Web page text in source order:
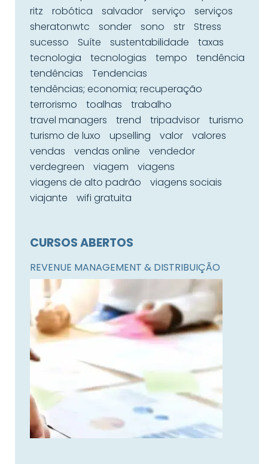
ritz
robótica salvador serviço
serviços
sheratonwtc
sonder sono str
Stress
sucesso
Suíte sustentabilidade
taxas
tecnologia
tecnologias tempo
tendência
tendências
Tendencias
tendências; economia; recuperação
terrorismo
toalhas
trabalho
travel managers
trend tripadvisor
turismo
turismo de luxo
upselling valor
valores
vendas
vendas online
vendedor
verdegreen
viagem
viagens
viagens de alto padrão
viagens sociais
viajante
wifi gratuita
CURSOS ABERTOS
REVENUE MANAGEMENT & DISTRIBUIÇÃO